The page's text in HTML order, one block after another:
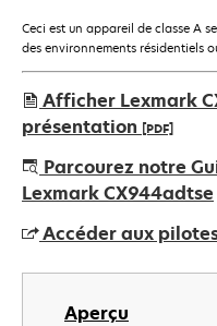
Ceci est un appareil de classe A
des environnements résidentiels
Afficher Lexmark
présentation [PDF]
s’ouvre
dans
nouvel
onglet
Parcourez notre
Lexmark CX944adtse
Accéder aux
s’ouvre
Aperçu